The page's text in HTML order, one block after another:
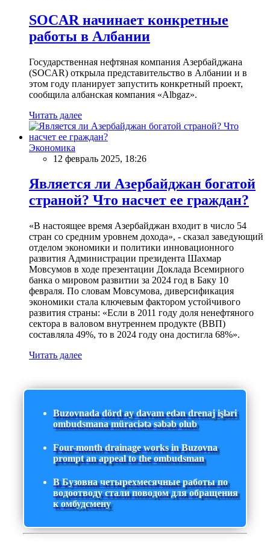
SOCAR начинает конкретные
работы в Албании
Государственная нефтяная компания Азербайджана
(SOCAR) открыла представительство в Албании и в
этом году планирует запустить конкретный проект,
сообщила албанская компания «Albgaz».
Читать далее
Экономика
12 февраль 2025, 18:26
Является ли Азербайджан богатой
страной? Что насчет ее граждан?
«В настоящее время Азербайджан входит в число 54
стран со средним уровнем дохода», - сказал заведующий
отделом экономики и политики инновационного
развития Администрации президента Шахмар
Мовсумов в ходе презентации Доклада Всемирного
банка о мировом развитии за 2024 год в Баку 10
февраля. По словам Мовсумова, диверсификация
экономики стала ключевым фактором устойчивого
развития страны: «Если в 2011 году доля ненефтяного
сектора в валовом внутреннем продукте (ВВП)
составляла 49%, то в 2024 году она достигла 68%».
Читать далее
Buzovnada dörd ay davam edən drenaj işləri
ombudsmana müraciətə səbəb olub
Four-month drainage works in Buzovna
prompt an appeal to the ombudsman
В Бузовна четырехмесячные работы по
водоотводу стали поводом для обращения
к омбудсмену